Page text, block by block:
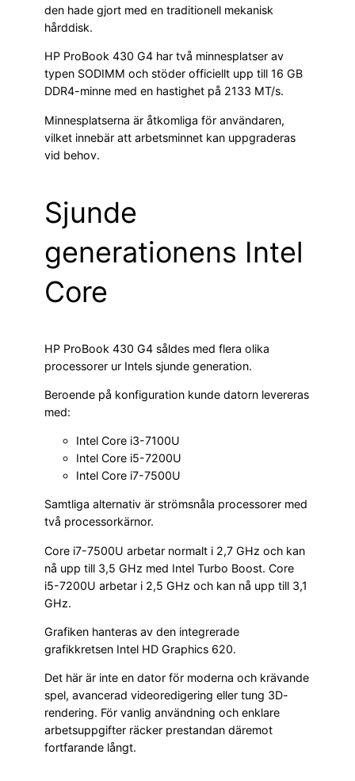
den hade gjort med en traditionell mekanisk
hårddisk.
HP ProBook 430 G4 har två minnesplatser av
typen SODIMM och stöder officiellt upp till 16 GB
DDR4-minne med en hastighet på 2133 MT/s.
Minnesplatserna är åtkomliga för användaren,
vilket innebär att arbetsminnet kan uppgraderas
vid behov.
Sjunde
generationens Intel
Core
HP ProBook 430 G4 såldes med flera olika
processorer ur Intels sjunde generation.
Beroende på konfiguration kunde datorn levereras
med:
Intel Core i3-7100U
Intel Core i5-7200U
Intel Core i7-7500U
Samtliga alternativ är strömsnåla processorer med
två processorkärnor.
Core i7-7500U arbetar normalt i 2,7 GHz och kan
nå upp till 3,5 GHz med Intel Turbo Boost. Core
i5-7200U arbetar i 2,5 GHz och kan nå upp till 3,1
GHz.
Grafiken hanteras av den integrerade
grafikkretsen Intel HD Graphics 620.
Det här är inte en dator för moderna och krävande
spel, avancerad videoredigering eller tung 3D-
rendering. För vanlig användning och enklare
arbetsuppgifter räcker prestandan däremot
fortfarande långt.